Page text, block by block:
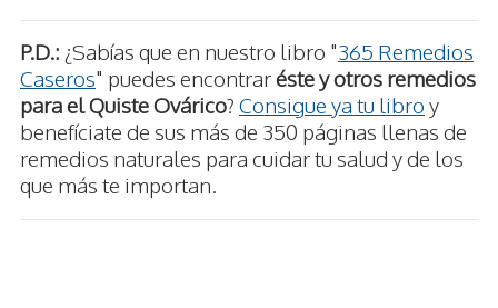
P.D.: ¿Sabías que en nuestro libro "365 Remedios
Caseros" puedes encontraréste y otros remedios
para el Quiste Ovárico? Consigue ya tu libro y
benefíciate de sus más de 350 páginas llenas de
remedios naturales para cuidar tu salud y de los
que más te importan.